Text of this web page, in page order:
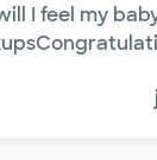
I feel my